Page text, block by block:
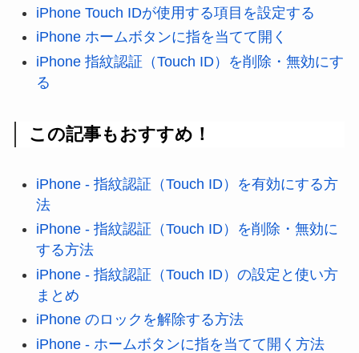
iPhone Touch IDが使用する項目を設定する
iPhone ホームボタンに指を当てて開く
iPhone 指紋認証（Touch ID）を削除・無効にす
る
この記事もおすすめ！
iPhone - 指紋認証（Touch ID）を有効にする方
法
iPhone - 指紋認証（Touch ID）を削除・無効に
する方法
iPhone - 指紋認証（Touch ID）の設定と使い方
まとめ
iPhone のロックを解除する方法
iPhone - ホームボタンに指を当てて開く方法